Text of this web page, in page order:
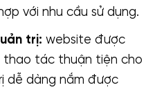
với nhu cầu sử dụng.
trị: website được
thao tác thuận tiện cho
dễ dàng nắm được